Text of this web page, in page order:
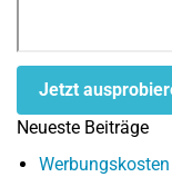
Jetzt
Neueste Beiträge